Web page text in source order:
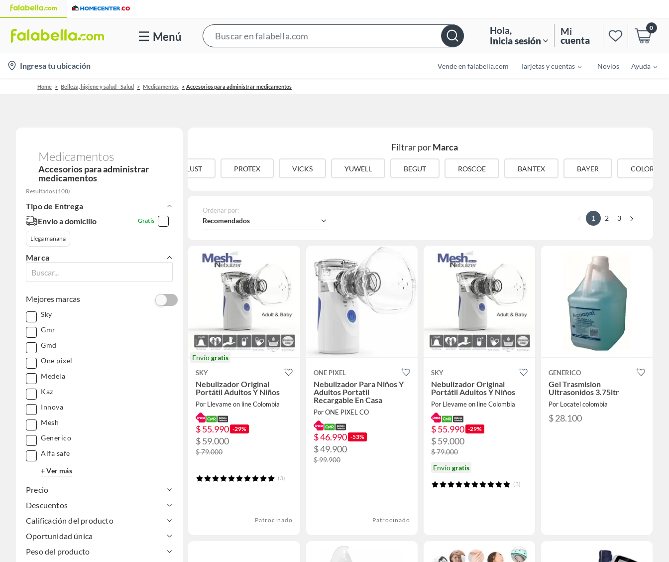
Menú
Bar
Hola,
Inicia sesión
Mi
cuenta
0
location-
icon
Ingresa tu ubicación Vende en falabella.com Tarjetas y cuentas Novios Ayuda
Home Belleza, higiene y salud - Salud Medicamentos Accesorios para administrar medicamentos
Medicamentos
Accesorios para administrar
medicamentos
Resultados (108)
Tipo de Entrega
Envío a domicilio
Gratis
Llega mañana
Marca
Mejores marcas
Sky
Gmr
Gmd
One pixel
Medela
Kaz
Innova
Mesh
Generico
Alfa safe
+ Ver más
Precio
Descuentos
Calificación del producto
Oportunidad única
Peso del producto
Filtrar porMarca
ALFA SAFE DESKNZA LUST PROTEX VICKS YUWELL BEGUT ROSCOE BANTEX BAYER COLOR
Ordenar por:
Recomendados 1 2 3
Envíogratis
SKY
Nebulizador Original
Portátil Adultos Y Niños
Por Llevame on line Colombia
$ 55.990 -29%
$ 59.000
$ 79.000
(3)
Patrocinado
ONE PIXEL
Nebulizador Para Niños Y
Adultos Portatil
Recargable En Casa
Por ONE PIXEL CO
$ 46.990 -53%
$ 49.900
$ 99.900
Patrocinado
SKY
Nebulizador Original
Portátil Adultos Y Niños
Por Llevame on line Colombia
$ 55.990 -29%
$ 59.000
$ 79.000
Envíogratis
(3)
GENERICO
Gel Trasmision
Ultrasonidos 3.75ltr
Por Locatel colombia
$ 28.100